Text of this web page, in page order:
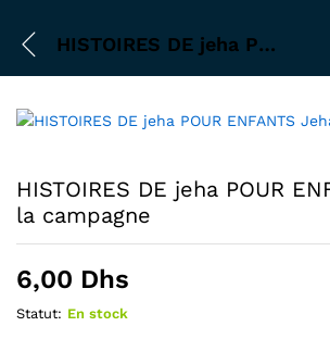
HISTOIRES DE jeha POUR ENFANTS Jeha à la campagne
HISTOIRES DE jeha POUR
la campagne
6,00 Dhs
Statut: En stock